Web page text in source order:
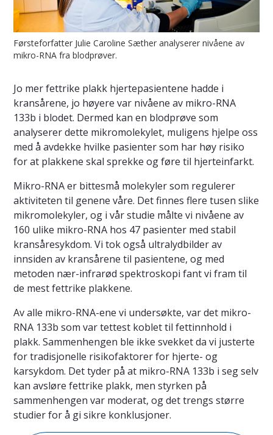
Førsteforfatter Julie Caroline Sæther analyserer nivåene av
mikro-RNA fra blodprøver.
Jo mer fettrike plakk hjertepasientene hadde i
kransårene, jo høyere var nivåene av mikro-RNA
133b i blodet. Dermed kan en blodprøve som
analyserer dette mikromolekylet, muligens hjelpe oss
med å avdekke hvilke pasienter som har høy risiko
for at plakkene skal sprekke og føre til hjerteinfarkt.
Mikro-RNA er bittesmå molekyler som regulerer
aktiviteten til genene våre. Det finnes flere tusen slike
mikromolekyler, og i vår studie målte vi nivåene av
160 ulike mikro-RNA hos 47 pasienter med stabil
kransåresykdom. Vi tok også ultralydbilder av
innsiden av kransårene til pasientene, og med
metoden nær-infrarød spektroskopi fant vi fram til
de mest fettrike plakkene.
Av alle mikro-RNA-ene vi undersøkte, var det mikro-
RNA 133b som var tettest koblet til fettinnhold i
plakk. Sammenhengen ble ikke svekket da vi justerte
for tradisjonelle risikofaktorer for hjerte- og
karsykdom. Det tyder på at mikro-RNA 133b i seg selv
kan avsløre fettrike plakk, men styrken på
sammenhengen var moderat, og det trengs større
studier for å gi sikre konklusjoner.